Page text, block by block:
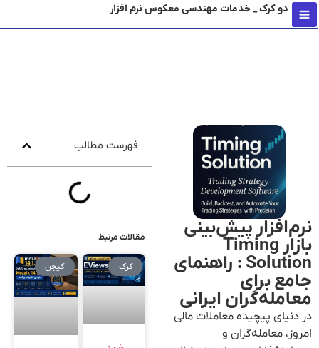
دو کرک _ خدمات مهندسی معکوس نرم افزار
نرم‌افزار پیش‌بینی
بازار Timing
Solution : راهنمای
جامع برای
معامله‌گران ایرانی
در دنیای پیچیده معاملات مالی
امروز، معامله‌گران و
فهرست مطالب
مقالات مرتبط
کرک کیجن